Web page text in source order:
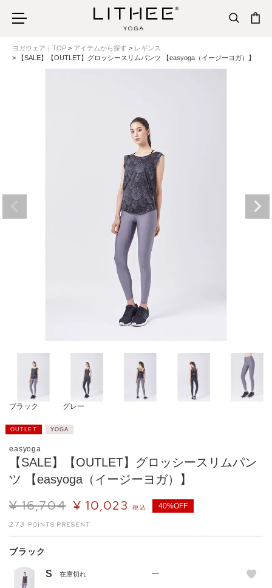
ヨガウェア｜TOP アイテムから探す
レギンス
【SALE】【OUTLET】グロッシースリムパンツ 【easyoga（イージーヨガ）】
ブラック グレー
OUTLET YOGA
easyoga
【SALE】【OUTLET】グロッシースリムパン
ツ 【easyoga（イージーヨガ）】
¥ 16,704 ¥ 10,023 税込 40%OFF
273
ブラック
S 在庫切れ —